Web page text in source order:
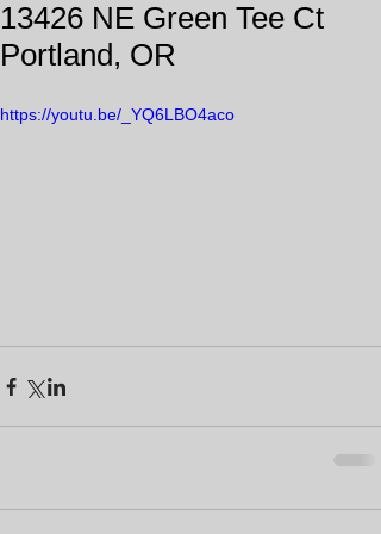
13426 NE Green Tee Ct
Portland, OR
https://youtu.be/_YQ6LBO4aco